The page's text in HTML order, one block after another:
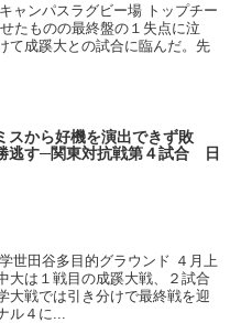
ャンパスラグビー場 トップチー
たものの最終盤の１失点に泣
て成蹊大との試合に臨んだ。先
スから好機を演出できず敗
す─関東対抗戦第４試合 日
世田谷多目的グラウンド ４月上
大は１戦目の成蹊大戦、２試合
大戦では引き分けで最終戦を迎
ル４に...